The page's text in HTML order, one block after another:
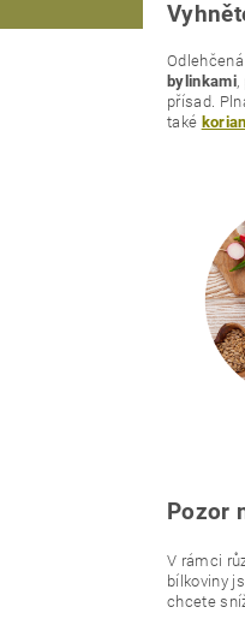
bylinkami,
přísad.
také
Pozor
V rámci
bílkoviny
chcete